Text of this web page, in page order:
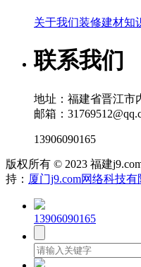
关于我们装修建材知
联系我们
地址：福建省晋江市
邮箱：
13906090165
版权所有 © 2023 福建
持： 厦门j9.com网络科技有
13906090165